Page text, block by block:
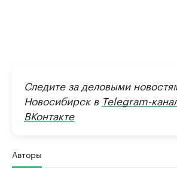
Следите за деловыми
Новосибирск в Telegram-
ВКонтакте
Авторы